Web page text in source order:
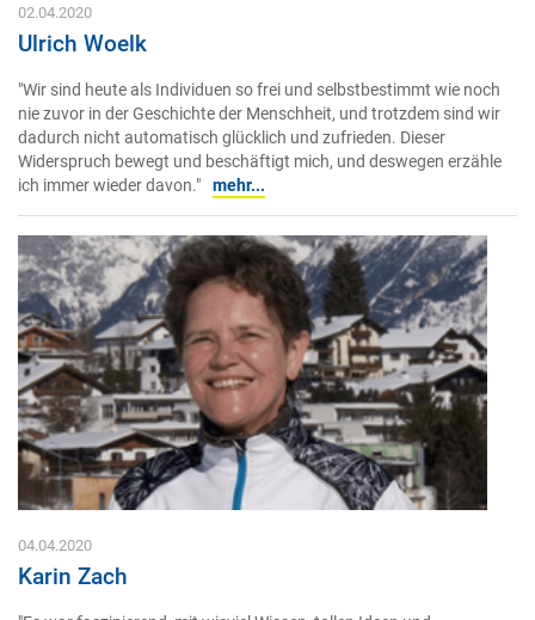
02.04.2020
Ulrich Woelk
"Wir sind heute als Individuen so frei und selbstbestimmt wie noch
nie zuvor in der Geschichte der Menschheit, und trotzdem sind wir
dadurch nicht automatisch glücklich und zufrieden. Dieser
Widerspruch bewegt und beschäftigt mich, und deswegen erzähle
ich immer wieder davon." mehr...
04.04.2020
Karin Zach